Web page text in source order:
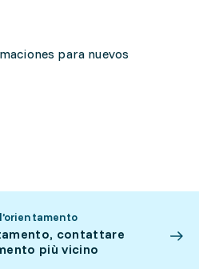
para nuevos
contattare
più vicino